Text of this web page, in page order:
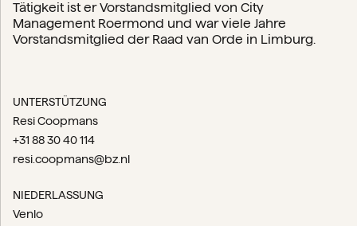
Tätigkeit ist er Vorstandsmitglied von City
Management Roermond und war viele Jahre
Vorstandsmitglied der Raad van Orde in Limburg.
UNTERSTÜTZUNG
Resi Coopmans
+31 88 30 40 114
resi.coopmans@bz.nl
NIEDERLASSUNG
Venlo